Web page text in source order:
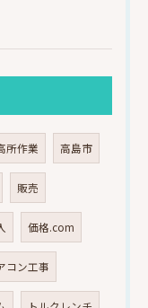
所作業 高島市
販売
価格.com
コン工事